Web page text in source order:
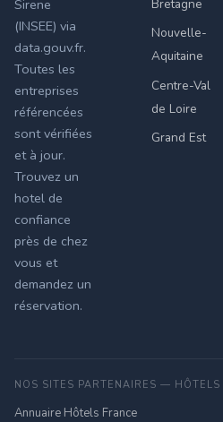
Sirene
(INSEE) via
data.gouv.fr.
Toutes les
entreprises
référencées
sont vérifiées
et à jour.
Trouvez un
hotel de
confiance
près de chez
vous et
demandez un
réservation.
Bretagne
Nouvelle-
Aquitaine
Centre-Val
de Loire
Grand Est
NOS SITES PARTENAIRES —
Annuaire Hôtels France